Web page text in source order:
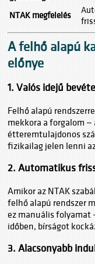
NTAK megfelelés
A felhő alapú
előnye
1. Valós idejű
Felhő alapú
mekkora a forgalom
étteremtulajdonos
fizikailag jelen lenni
2. Automatikus
Amikor az NTAK
felhő alapú rendszer
ez manuális folyamat
időben, bírságot
3. Alacsonyabb